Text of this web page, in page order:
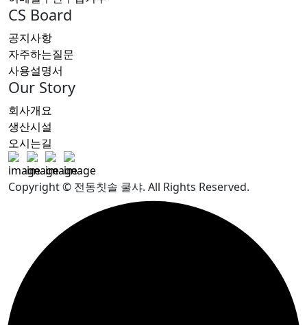
CS Board
공지사항
자주하는질문
사용설명서
Our Story
회사개요
생산시설
오시는길
Copyright © 전동칫솔 쿨샤. All Rights Reserved.